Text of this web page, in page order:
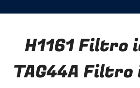
H1161 Filtro
TAG44A